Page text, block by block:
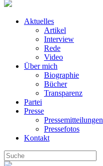
Aktuelles
Artikel
Interview
Rede
Video
Über mich
Biographie
Bücher
Transparenz
Partei
Presse
Pressemitteilungen
Pressefotos
Kontakt